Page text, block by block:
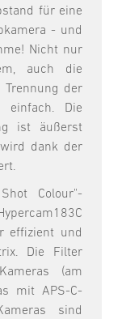
für eine
- und
Nicht nur
auch die
der
einfach. Die
ist äußerst
dank der
Colour"-
effizient und
Die Filter
(am
mit APS-C-
sind